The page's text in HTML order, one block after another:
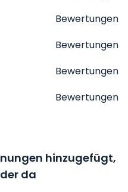
Bewertungen
Bewertungen
Bewertungen
Bewertungen
hinzugefügt,
da